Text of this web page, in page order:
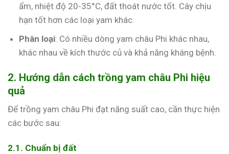
ẩm, nhiệt độ 20-35°C, đất thoát nước tốt. Cây chịu
hạn tốt hơn các loại yam khác.
Phân loại: Có nhiều dòng yam châu Phi khác nhau,
khác nhau về kích thước củ và khả năng kháng bệnh.
2. Hướng dẫn cách trồng yam châu Phi hiệu
quả
Để trồng yam châu Phi đạt năng suất cao, cần thực hiện
các bước sau:
2.1. Chuẩn bị đất